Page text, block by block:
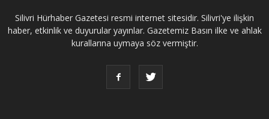
Silivri Hürhaber Gazetesi resmi internet sitesidir. Silivri'ye ilişkin
haber, etkinlik ve duyurular yayınlar. Gazetemiz Basın ilke ve ahlak
kurallarına uymaya söz vermiştir.